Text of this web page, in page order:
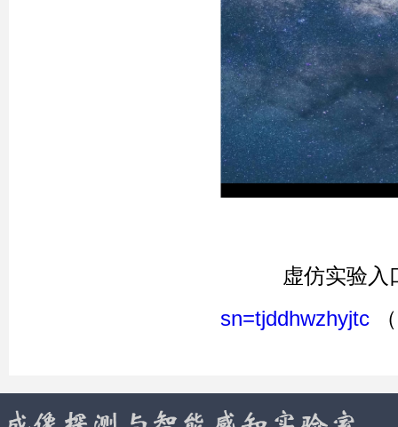
虚仿实验入
sn=tjddhwzhyjtc（